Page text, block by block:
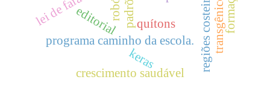
editorial
programa caminho da escola.
quítons regiões costeiras
keras
crescimento saudável
transgênicos